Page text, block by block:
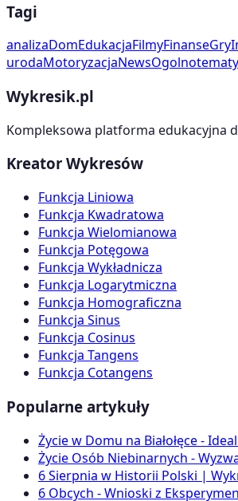
Tagi
analizaDomEdukacjaFilmyFinanseGry
urodaMotoryzacjaNews
Wykresik.pl
Kompleksowa platforma edukacyjna
Kreator Wykresów
Funkcja Liniowa
Funkcja Kwadratowa
Funkcja Wielomianowa
Funkcja Potęgowa
Funkcja Wykładnicza
Funkcja Logarytmiczna
Funkcja Homograficzna
Funkcja Sinus
Funkcja Cosinus
Funkcja Tangens
Funkcja Cotangens
Popularne artykuły
Życie w Domu na Białołęce -
Życie Osób Niebinarnych -
6 Sierpnia w Historii Polski |
6 Obcych - Wnioski z